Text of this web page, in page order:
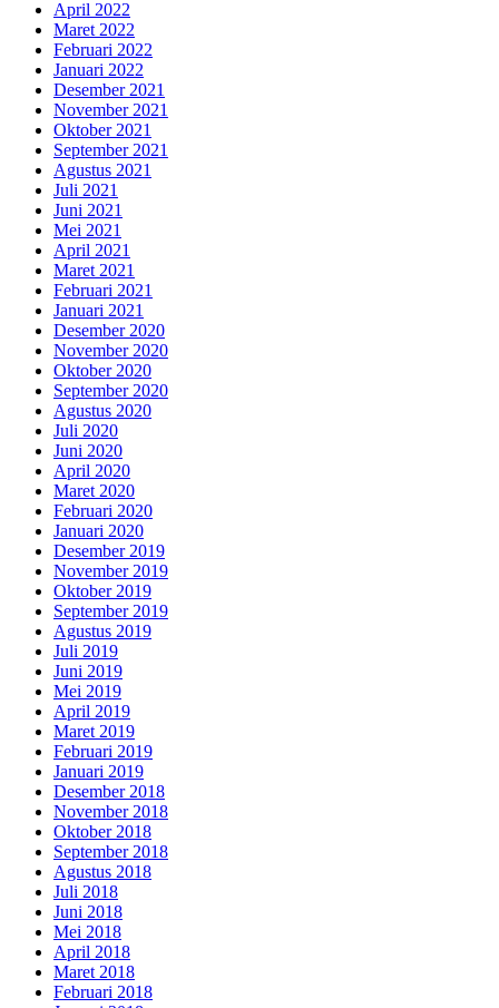
April 2022
Maret 2022
Februari 2022
Januari 2022
Desember 2021
November 2021
Oktober 2021
September 2021
Agustus 2021
Juli 2021
Juni 2021
Mei 2021
April 2021
Maret 2021
Februari 2021
Januari 2021
Desember 2020
November 2020
Oktober 2020
September 2020
Agustus 2020
Juli 2020
Juni 2020
April 2020
Maret 2020
Februari 2020
Januari 2020
Desember 2019
November 2019
Oktober 2019
September 2019
Agustus 2019
Juli 2019
Juni 2019
Mei 2019
April 2019
Maret 2019
Februari 2019
Januari 2019
Desember 2018
November 2018
Oktober 2018
September 2018
Agustus 2018
Juli 2018
Juni 2018
Mei 2018
April 2018
Maret 2018
Februari 2018